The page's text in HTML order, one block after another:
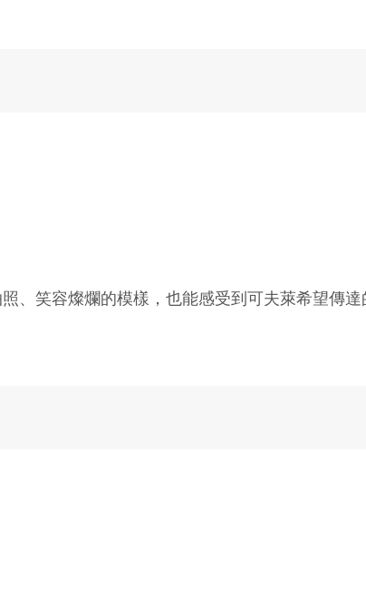
、笑容燦爛的模樣，也能感受到可夫萊希望傳